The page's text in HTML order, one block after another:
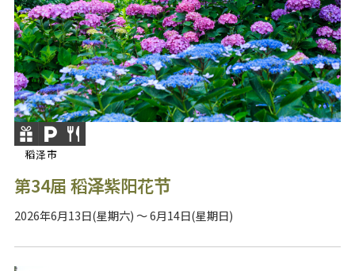
稻泽市
第34届 稻泽紫阳花节
2026年6月13日(星期六) ～ 6月14日(星期日)